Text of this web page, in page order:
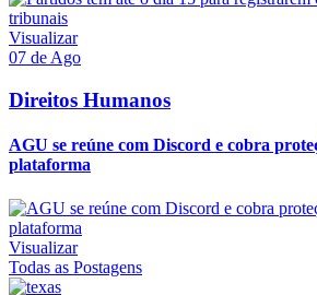
Visualizar
07 de Ago
Direitos Humanos
AGU se reúne com Discord e cobra
plataforma
Visualizar
Todas as Postagens